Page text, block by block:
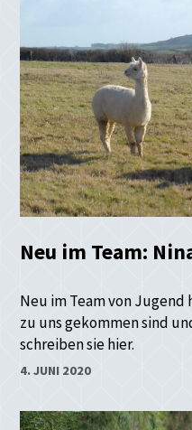
Neu im Team:
Neu im Team von Jugend
zu uns gekommen sind
schreiben sie hier.
4. JUNI 2020